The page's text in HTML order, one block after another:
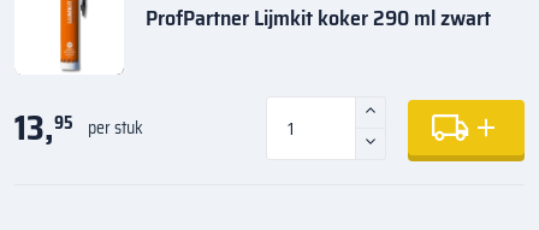
ProfPartner Lijmkit koker 290 ml zwart
13,95 per stuk